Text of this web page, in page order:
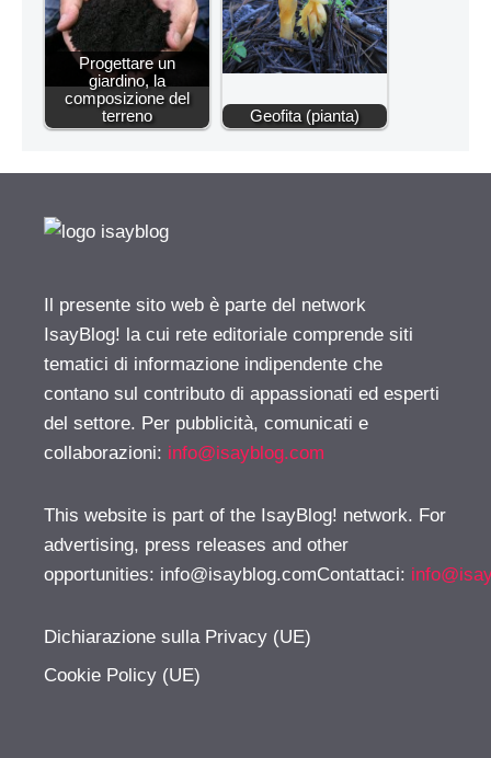
Progettare un
giardino, la
composizione del
terreno
Geofita (pianta)
Il presente sito web è parte del network
IsayBlog! la cui rete editoriale comprende siti
tematici di informazione indipendente che
contano sul contributo di appassionati ed esperti
del settore. Per pubblicità, comunicati e
collaborazioni: info@isayblog.com
This website is part of the IsayBlog! network. For
advertising, press releases and other
opportunities: info@isayblog.comContattaci:
Dichiarazione sulla Privacy (UE)
Cookie Policy (UE)